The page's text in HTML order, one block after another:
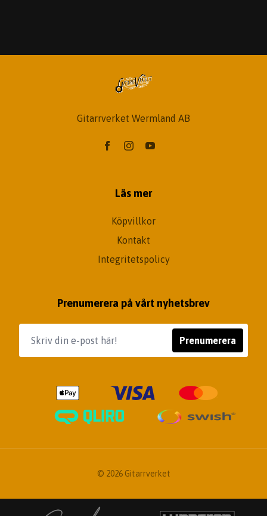
Gitarrverket Wermland AB
Läs mer
Köpvillkor
Kontakt
Integritetspolicy
Prenumerera på vårt nyhetsbrev
Prenumerera
© 2026 Gitarrverket